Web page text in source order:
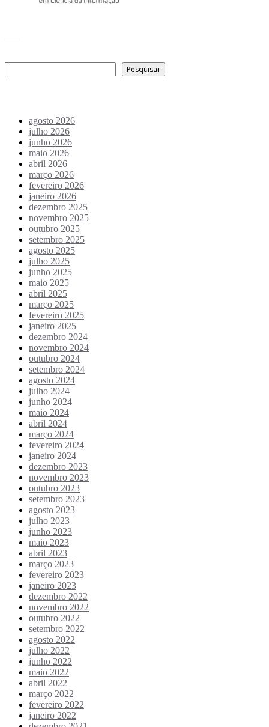
Pesquisar
agosto 2026
julho 2026
junho 2026
maio 2026
abril 2026
março 2026
fevereiro 2026
janeiro 2026
dezembro 2025
novembro 2025
outubro 2025
setembro 2025
agosto 2025
julho 2025
junho 2025
maio 2025
abril 2025
março 2025
fevereiro 2025
janeiro 2025
dezembro 2024
novembro 2024
outubro 2024
setembro 2024
agosto 2024
julho 2024
junho 2024
maio 2024
abril 2024
março 2024
fevereiro 2024
janeiro 2024
dezembro 2023
novembro 2023
outubro 2023
setembro 2023
agosto 2023
julho 2023
junho 2023
maio 2023
abril 2023
março 2023
fevereiro 2023
janeiro 2023
dezembro 2022
novembro 2022
outubro 2022
setembro 2022
agosto 2022
julho 2022
junho 2022
maio 2022
abril 2022
março 2022
fevereiro 2022
janeiro 2022